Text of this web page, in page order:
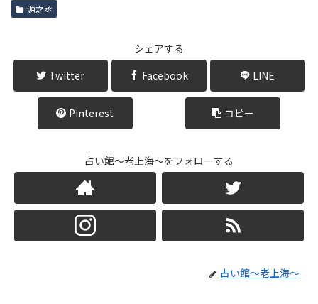
源之丞
シェアする
Twitter
Facebook LINE
Pinterest コピー
占い館～老上海～をフォローする
占い館～老上海～